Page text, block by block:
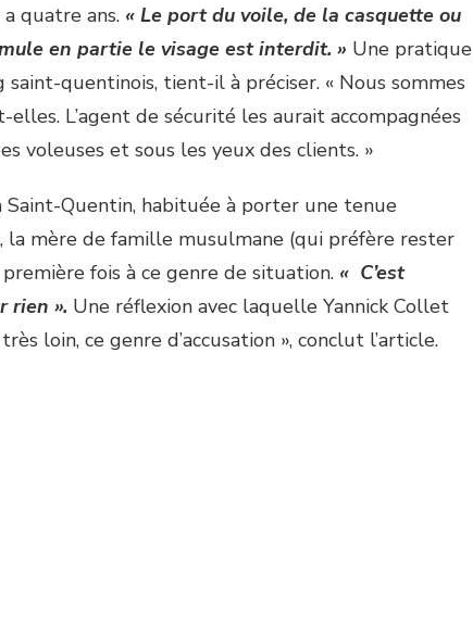
quatre ans. « Le port du voile, de la casquette ou
en partie le visage est interdit. » Une pratique
saint-quentinois, tient-il à préciser. « Nous sommes
L’agent de sécurité les aurait accompagnées
voleuses et sous les yeux des clients. »
Quentin, habituée à porter une tenue
la mère de famille musulmane (qui préfère rester
fois à ce genre de situation. « C’est
rien ». Une réflexion avec laquelle Yannick Collet
loin, ce genre d’accusation », conclut l’article.